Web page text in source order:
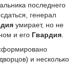
последнего
генерал
умирает, но не
и его Гвардия
и несколько